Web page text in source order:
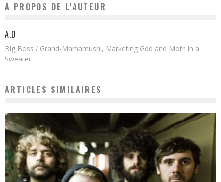
A PROPOS DE L'AUTEUR
A.D
Big Boss / Grand-Mamamushi, Marketing God and Moth in a
Sweater.
ARTICLES SIMILAIRES